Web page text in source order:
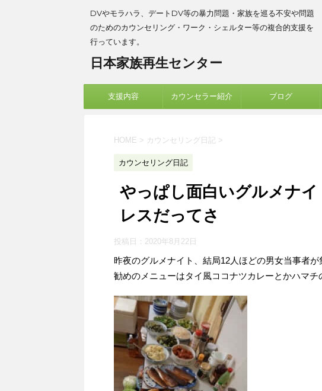
DVやモラハラ、デートDV等の暴力問題・家族を巡る不安や問題
のためのカウンセリング・ワーク・シェルター等の複合的支援を
行っています。
日本家族再生センター
支援内容 カウンセラー紹介 ブログ
HOME > カウンセリング日記 >
カウンセリング日記
やっぱし面白いグルメナ
レスだってさ
投稿日： 2020年8月22日
昨夜のグルメナイト、結局12人ほどの男女当事者
勧めのメニューはタイ風ココナツカレーとかハマチ